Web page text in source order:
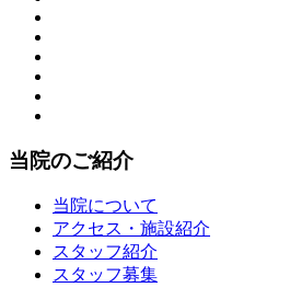
当院のご紹介
当院について
アクセス・施設紹介
スタッフ紹介
スタッフ募集